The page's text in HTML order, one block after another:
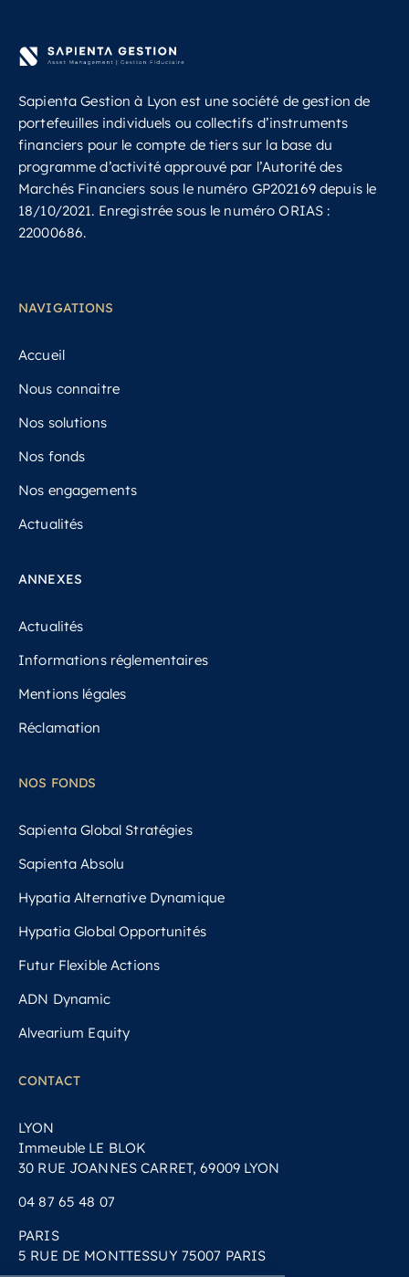
Sapienta Gestion à Lyon est une société de gestion de
portefeuilles individuels ou collectifs d’instruments
financiers pour le compte de tiers sur la base du
programme d’activité approuvé par l’Autorité des
Marchés Financiers sous le numéro GP202169 depuis le
18/10/2021. Enregistrée sous le numéro ORIAS :
22000686.
NAVIGATIONS
Accueil
Nous connaitre
Nos solutions
Nos fonds
Nos engagements
Actualités
ANNEXES
Actualités
Informations réglementaires
Mentions légales
Réclamation
NOS FONDS
Sapienta Global Stratégies
Sapienta Absolu
Hypatia Alternative Dynamique
Hypatia Global Opportunités
Futur Flexible Actions
ADN Dynamic
Alvearium Equity
CONTACT
LYON
Immeuble LE BLOK
30 RUE JOANNES CARRET, 69009 LYON
04 87 65 48 07
PARIS
5 RUE DE MONTTESSUY 75007 PARIS